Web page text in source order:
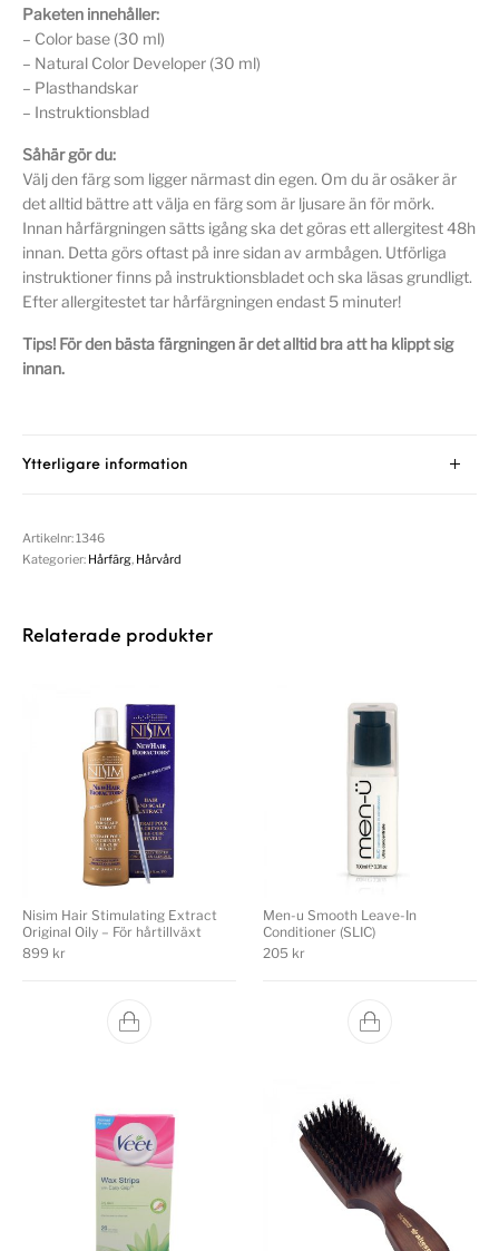
Paketen innehåller:
– Color base (30 ml)
– Natural Color Developer (30 ml)
– Plasthandskar
– Instruktionsblad
Såhär gör du:
Välj den färg som ligger närmast din egen. Om du är osäker är
det alltid bättre att välja en färg som är ljusare än för mörk.
Innan hårfärgningen sätts igång ska det göras ett allergitest 48h
innan. Detta görs oftast på inre sidan av armbågen. Utförliga
instruktioner finns på instruktionsbladet och ska läsas grundligt.
Efter allergitestet tar hårfärgningen endast 5 minuter!
Tips! För den bästa färgningen är det alltid bra att ha klippt sig
innan.
Ytterligare information
Artikelnr:1346
Kategorier: Hårfärg Hårvård
Relaterade produkter
Nisim Hair Stimulating Extract
Original Oily – För hårtillväxt
899 kr
Men-u Smooth Leave-In
Conditioner (SLIC)
205 kr